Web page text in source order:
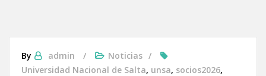
By admin
Noticias
Universidad Nacional de Salta, unsa, socios2026,